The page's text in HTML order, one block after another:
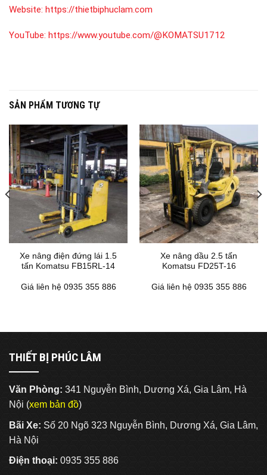
Website: https://thietbiphuclam.com
YouTube: https://www.youtube.com/@KOMATSU1712
SẢN PHẨM TƯƠNG TỰ
Xe nâng điện đứng lái 1.5
tấn Komatsu FB15RL-14
Giá liên hệ 0935 355 886
Xe nâng dầu 2.5 tấn
Komatsu FD25T-16
Giá liên hệ 0935 355 886
THIẾT BỊ PHÚC LÂM
Văn Phòng: 341 Nguyễn Bình, Dương Xá, Gia Lâm, Hà
Nội (xem bản đồ)
Bãi Xe: Số 20 Ngõ 323 Nguyễn Bình, Dương Xá, Gia Lâm,
Hà Nội
Điện thoại: 0935 355 886